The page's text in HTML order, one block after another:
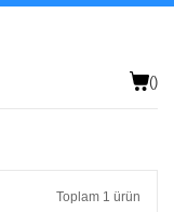
()
Toplam 1 ürün